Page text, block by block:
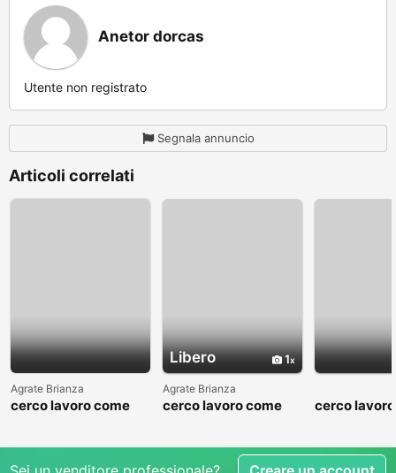
Anetor dorcas
Utente non registrato
Segnala annuncio
Articoli correlati
Agrate Brianza
cerco lavoro come
Libero 1
Agrate Brianza
cerco lavoro come
cerco